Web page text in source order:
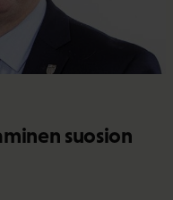
suosion